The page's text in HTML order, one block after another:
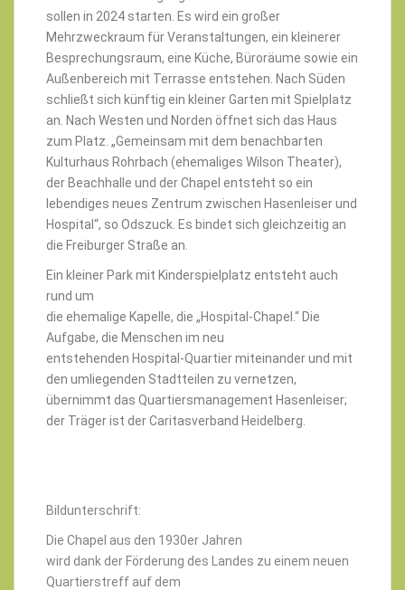
sollen in 2024 starten. Es wird ein großer
Mehrzweckraum für Veranstaltungen, ein kleinerer
Besprechungsraum, eine Küche, Büroräume sowie ein
Außenbereich mit Terrasse entstehen. Nach Süden
schließt sich künftig ein kleiner Garten mit Spielplatz
an. Nach Westen und Norden öffnet sich das Haus
zum Platz. „Gemeinsam mit dem benachbarten
Kulturhaus Rohrbach (ehemaliges Wilson Theater),
der Beachhalle und der Chapel entsteht so ein
lebendiges neues Zentrum zwischen Hasenleiser und
Hospital“, so Odszuck. Es bindet sich gleichzeitig an
die Freiburger Straße an.
Ein kleiner Park mit Kinderspielplatz entsteht auch
rund um
die ehemalige Kapelle, die „Hospital-Chapel.“ Die
Aufgabe, die Menschen im neu
entstehenden Hospital-Quartier miteinander und mit
den umliegenden Stadtteilen zu vernetzen,
übernimmt das Quartiersmanagement Hasenleiser;
der Träger ist der Caritasverband Heidelberg.
Bildunterschrift:
Die Chapel aus den 1930er Jahren
wird dank der Förderung des Landes zu einem neuen
Quartierstreff auf dem